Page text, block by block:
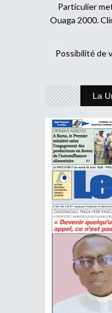
Particulier
Ouaga 2000.
Possibilité de
La